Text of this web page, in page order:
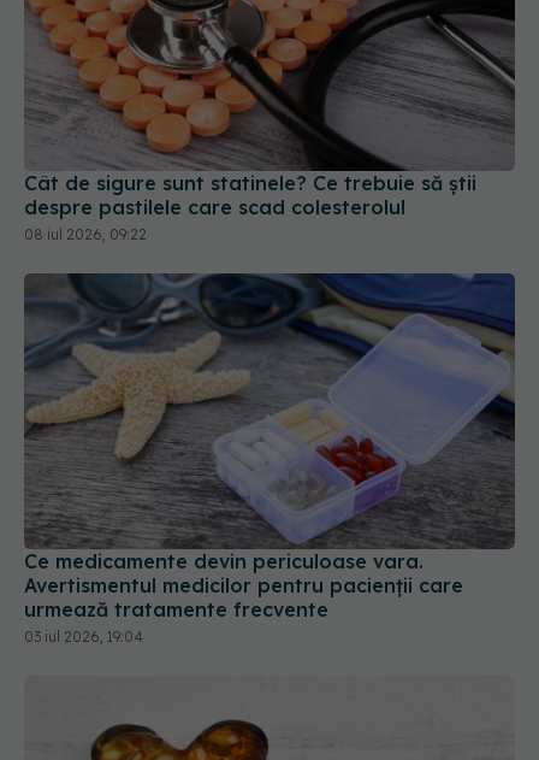
Cât de sigure sunt statinele? Ce trebuie să știi
despre pastilele care scad colesterolul
08 iul 2026, 09:22
Ce medicamente devin periculoase vara.
Avertismentul medicilor pentru pacienții care
urmează tratamente frecvente
03 iul 2026, 19:04